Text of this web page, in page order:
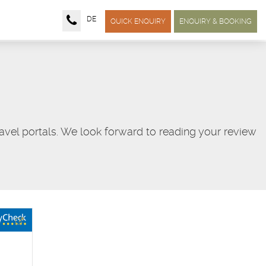
portals. We look forward to reading your review
DE QUICK ENQUIRY ENQUIRY & BOOKING